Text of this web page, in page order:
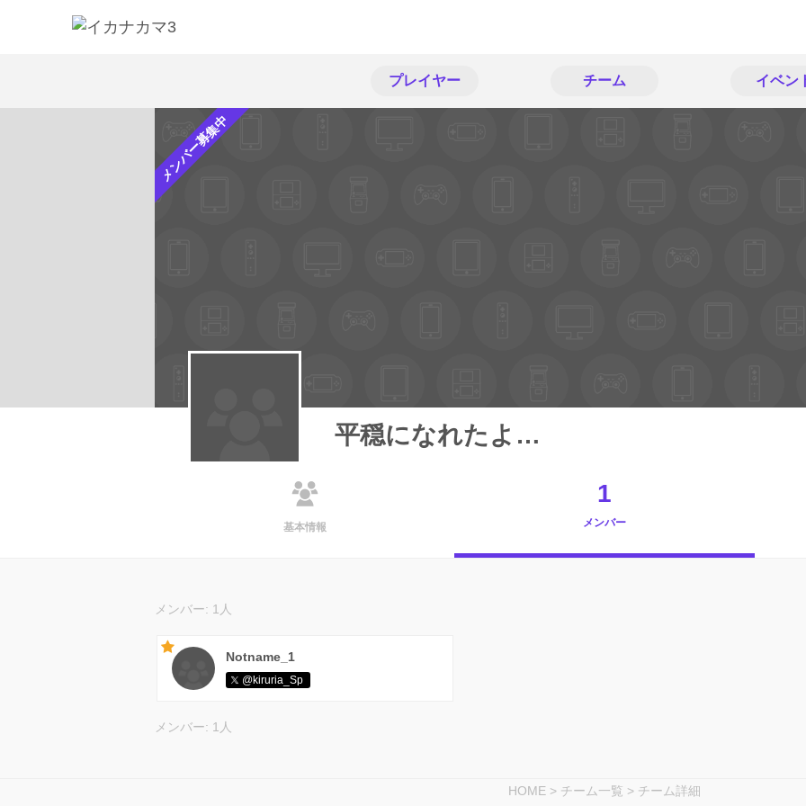
プレイヤー チーム イベン
メンバー募集中
平穏になれたよ…
基本情報
1
メンバー
メンバー: 1人
Notname_1
@kiruria_Sp
メンバー: 1人
HOME > チーム一覧 > チーム詳細